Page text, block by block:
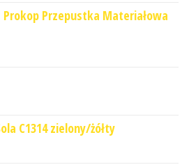
Przepustka Materiałowa
C1314 zielony/żółty